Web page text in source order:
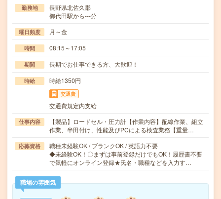
勤務地
長野県北佐久郡
御代田駅から---分
曜日頻度 月～金
時間 08:15～17:05
期間 長期でお仕事できる方、大歓迎！
時給 時給1350円
交通費
交通費規定内支給
仕事内容
【製品】ロードセル・圧力計【作業内容】配線作業、組立
作業、半田付け、性能及びPCによる検査業務【重量…
応募資格
職種未経験OK / ブランクOK / 英語力不要
◆未経験OK！〇まずは事前登録だけでもOK！履歴書不要
で気軽にオンライン登録★氏名・職種などを入力す…
職場の雰囲気